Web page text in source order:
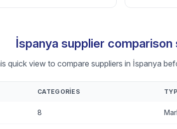
İspanya supplier comparison
quick view to compare suppliers in İspanya
CATEGORIES
8